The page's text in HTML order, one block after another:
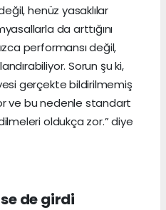
henüz yasaklılar
da arttığını
performansı değil,
Sorun şu ki,
gerçekte bildirilmemiş
ve bu nedenle standart
oldukça zor.” diye
de girdi